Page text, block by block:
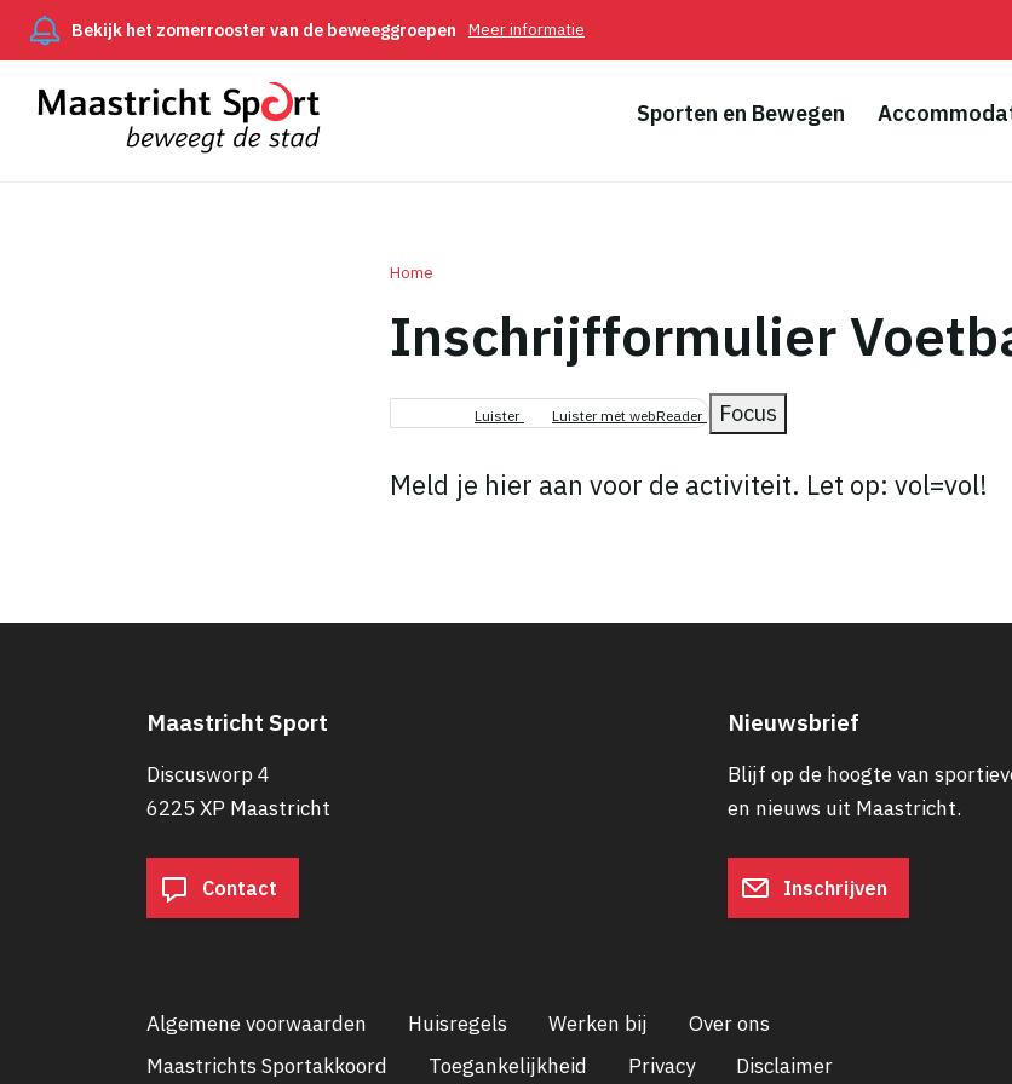
Bekijk het zomerrooster van de beweeggroepen Meer informatie
Sporten en Bewegen
Kruimelpad
Home
Inschrijfformulier
Luister Luister met webReader Focus
Meld je hier aan voor de activiteit. Let op: vol=vol!
Maastricht Sport
Discusworp 4
6225 XP Maastricht
Contact
Nieuwsbrief
Blijf op de hoogte van
en nieuws uit Maastricht.
Inschrijven
Algemene voorwaarden Huisregels Werken bij
Over ons
Maastrichts Sportakkoord
Toegankelijkheid Privacy Disclaimer